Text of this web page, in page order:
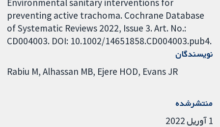
Environmental sanitary interventions for
preventing active trachoma. Cochrane Database
of Systematic Reviews 2022, Issue 3. Art. No.:
CD004003. DOI: 10.1002/14651858.CD004003.pub4.
نویسندگان
Rabiu M Alhassan MB Ejere HOD Evans JR
منتشرشده
1 آوریل 2022